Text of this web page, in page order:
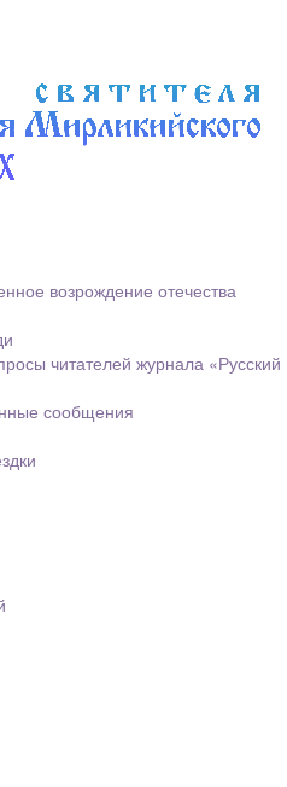
возрождение отечества
читателей журнала «Русский
сообщения